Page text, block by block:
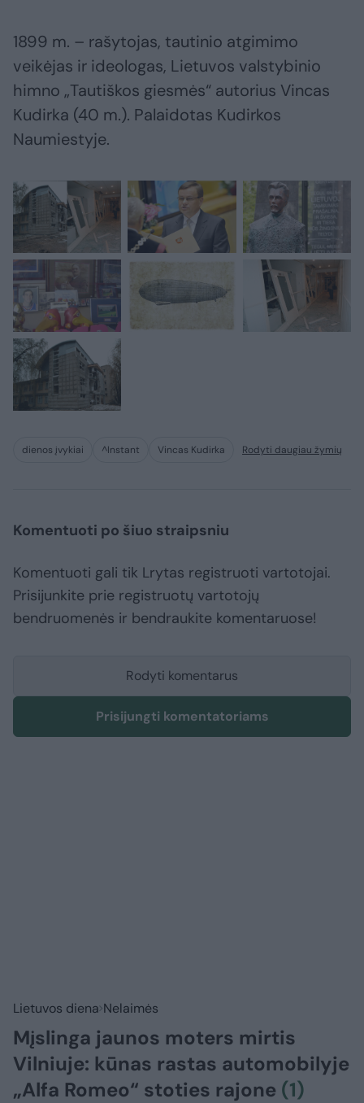
1899 m. – rašytojas, tautinio atgimimo
veikėjas ir ideologas, Lietuvos valstybinio
himno „Tautiškos giesmės“ autorius Vincas
Kudirka (40 m.). Palaidotas Kudirkos
Naumiestyje.
dienos įvykiai ^Instant Vincas Kudirka Rodyti daugiau žymių
Komentuoti po šiuo straipsniu
Komentuoti gali tik Lrytas registruoti vartotojai.
Prisijunkite prie registruotų vartotojų
bendruomenės ir bendraukite komentaruose!
Rodyti komentarus
Prisijungti komentatoriams
Lietuvos diena Nelaimės
Mįslinga jaunos moters mirtis
Vilniuje: kūnas rastas automobilyje
„Alfa Romeo“ stoties rajone (1)